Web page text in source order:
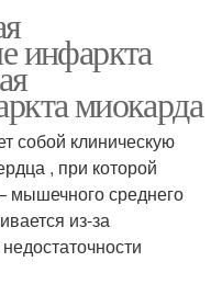
инфаркта
миокарда
собой клиническую
, при которой
мышечного среднего
из-за